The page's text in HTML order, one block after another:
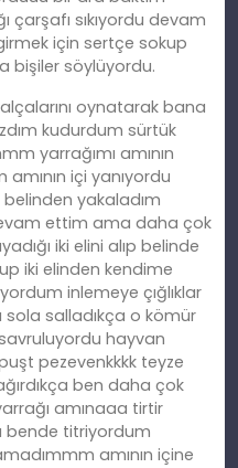
sıkıyordu devam
için sertçe sokup
bişiler söylüyordu.
oynatarak bana
kudurdum sürtük
yarrağımı amının
içi yanıyordu
belinden yakaladım
ettim ama daha çok
iki elini alıp belinde
iki elinden kendime
inlemeye çığlıklar
sola salladıkça o kömür
hayvan
pezevenkkkk teyze
ben daha çok
amınaaa tirtir
bende titriyordum
amının içine